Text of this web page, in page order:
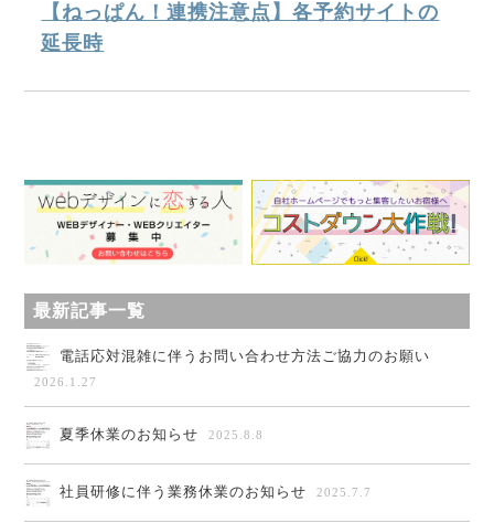
【ねっぱん！連携注意点】各予約サイトの
延長時
最新記事一覧
電話応対混雑に伴うお問い合わせ方法ご協力のお願い
2026.1.27
夏季休業のお知らせ 2025.8.8
社員研修に伴う業務休業のお知らせ 2025.7.7